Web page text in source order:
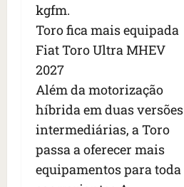
kgfm.
Toro fica mais equipada
Fiat Toro Ultra MHEV
2027
Além da motorização
híbrida em duas versões
intermediárias, a Toro
passa a oferecer mais
equipamentos para toda